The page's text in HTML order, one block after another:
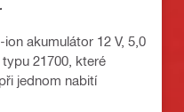
akumulátor 12 V, 5,0
21700, které
jednom nabití